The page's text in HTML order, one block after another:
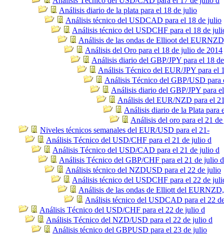
Análisis diario de la plata para el 18 de julio
Análisis técnico del USDCAD para el 18 de julio
Análisis técnico del USDCHF para el 18 de
Análisis de las ondas de Ellioot del
Análisis del Oro para el 18 de julio de 2014
Análisis diario del GBP/JPY para el 18
Análisis Técnico del EUR/JPY para el
Análisis Técnico del GBP/USD para
Análisis diario del GBP/JPY para
Análisis del EUR/NZD para el
Análisis diario de la Plata para
Análisis del oro para el 21
Niveles técnicos semanales del EUR/USD para el 21-
Análisis Técnico del USD/CHF para el 21 de julio d
Análisis Técnico del USD/CAD para el 21 de julio d
Análisis Técnico del GBP/CHF para el 21 de julio d
Análisis técnico del NZDUSD para el 22 de julio
Análisis técnico del USDCHF para el 22 de
Análisis de las ondas de Elliott del
Análisis técnico del USDCAD para el 22
Análisis Técnico del USD/CHF para el 22 de julio d
Análisis Técnico del NZD/USD para el 22 de julio d
Análisis técnico del GBPUSD para el 23 de julio